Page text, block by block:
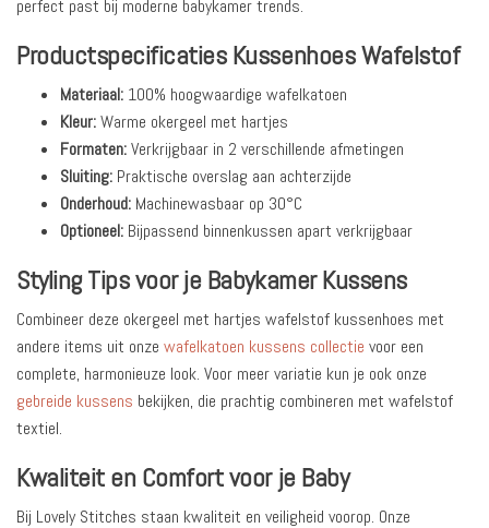
perfect past bij moderne babykamer trends.
Productspecificaties Kussenhoes Wafelstof
Materiaal: 100% hoogwaardige wafelkatoen
Kleur:Warme okergeel met hartjes
Formaten:Verkrijgbaar in 2 verschillende afmetingen
Sluiting: Praktische overslag aan achterzijde
Onderhoud: Machinewasbaar op 30°C
Optioneel: Bijpassend binnenkussen apart verkrijgbaar
Styling Tips voor je Babykamer Kussens
Combineer deze okergeel met hartjes wafelstof kussenhoes met
andere items uit onze wafelkatoen kussens collectie voor een
complete, harmonieuze look. Voor meer variatie kun je ook onze
gebreide kussens bekijken, die prachtig combineren met wafelstof
textiel.
Kwaliteit en Comfort voor je Baby
Bij Lovely Stitches staan kwaliteit en veiligheid voorop. Onze